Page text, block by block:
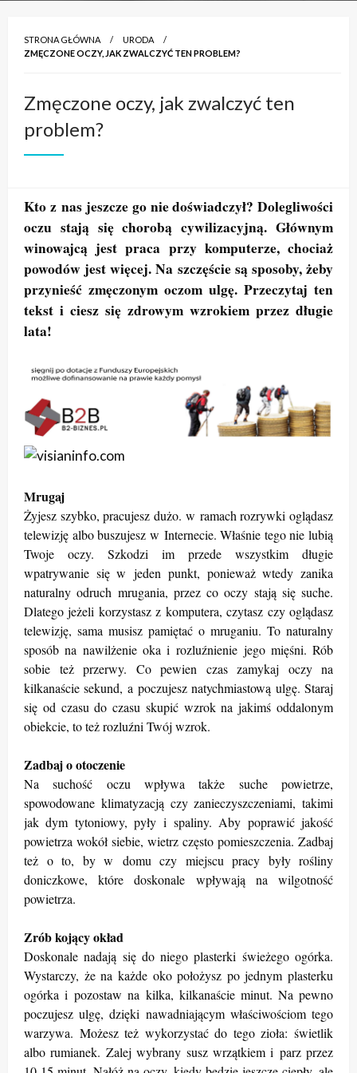
STRONA GŁÓWNA
URODA
ZMĘCZONE OCZY, JAK ZWALCZYĆ TEN PROBLEM?
Zmęczone oczy, jak zwalczyć ten
problem?
Kto z nas jeszcze go nie doświadczył? Dolegliwości
oczu stają się chorobą cywilizacyjną. Głównym
winowajcą jest praca przy komputerze, chociaż
powodów jest więcej. Na szczęście są sposoby, żeby
przynieść zmęczonym oczom ulgę. Przeczytaj ten
tekst i ciesz się zdrowym wzrokiem przez długie
lata!
Mrugaj
Żyjesz szybko, pracujesz dużo. w ramach rozrywki oglądasz
telewizję albo buszujesz w Internecie. Właśnie tego nie lubią
Twoje oczy. Szkodzi im przede wszystkim długie
wpatrywanie się w jeden punkt, ponieważ wtedy zanika
naturalny odruch mrugania, przez co oczy stają się suche.
Dlatego jeżeli korzystasz z komputera, czytasz czy oglądasz
telewizję, sama musisz pamiętać o mruganiu. To naturalny
sposób na nawilżenie oka i rozluźnienie jego mięśni. Rób
sobie też przerwy. Co pewien czas zamykaj oczy na
kilkanaście sekund, a poczujesz natychmiastową ulgę. Staraj
się od czasu do czasu skupić wzrok na jakimś oddalonym
obiekcie, to też rozluźni Twój wzrok.
Zadbaj o otoczenie
Na suchość oczu wpływa także suche powietrze,
spowodowane klimatyzacją czy zanieczyszczeniami, takimi
jak dym tytoniowy, pyły i spaliny. Aby poprawić jakość
powietrza wokół siebie, wietrz często pomieszczenia. Zadbaj
też o to, by w domu czy miejscu pracy były rośliny
doniczkowe, które doskonale wpływają na wilgotność
powietrza.
Zrób kojący okład
Doskonale nadają się do niego plasterki świeżego ogórka.
Wystarczy, że na każde oko położysz po jednym plasterku
ogórka i pozostaw na kilka, kilkanaście minut. Na pewno
poczujesz ulgę, dzięki nawadniającym właściwościom tego
warzywa. Możesz też wykorzystać do tego zioła: świetlik
albo rumianek. Zalej wybrany susz wrzątkiem i parz przez